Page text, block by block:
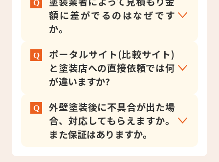
額に差がでるのはなぜです
か。
ポータルサイト(比較サイト)
と塗装店への直接依頼では何
が違いますか?
外壁塗装後に不具合が出た場
合、対応してもらえますか。
また保証はありますか。